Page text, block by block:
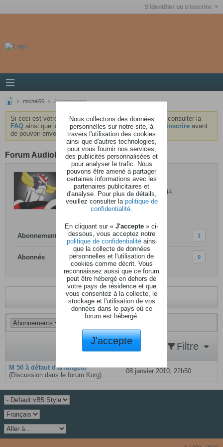
S'identifier ou s'inscrire
michel66 Abonnements
Si ceci est votre première visite, nous vous invitons à consulter la
FAQ ainsi que la chartedu forum . Vous devrez vous inscrire avant
de pouvoir envoyer des messages.
Forum AudioKeys
michel66
Dernière activité: 26 avril 2012, 19h44
Inscrit: 07 juin 2008
Localisation: Paris
Abonnements 1
Abonnés 0
Revenir au profil
Filtre
M 50 à défaut d'arrangeur
(Discussion dans le forum Korg)
08 janvier 2010, 22h50
Nous collectons des données
personnelles sur notre site, à
travers l'utilisation des cookies
ainsi que d'autres technologies,
pour vous fournir nos services,
des publicités personnalisées et
pour analyser le trafic. Nous
pouvons être amené à partager
certaines informations avec les
partenaires publicitaires et
d'analyse. Pour plus de détails,
veuillez consulter la politique de
confidentialité
En cliquant sur « J'accepte » ci-
dessous, vous acceptez notre
politique de confidentialitéainsi
que la collecte de données
personnelles et l'utilisation de
cookies comme décrit. Vous
reconnaissez aussi que ce forum
peut être hébergé en dehors de
votre pays de résidence et que
vous consentez à la collecte, le
stockage et l'utilisation de vos
données dans le pays où ce
forum est hébergé.
J'accepte